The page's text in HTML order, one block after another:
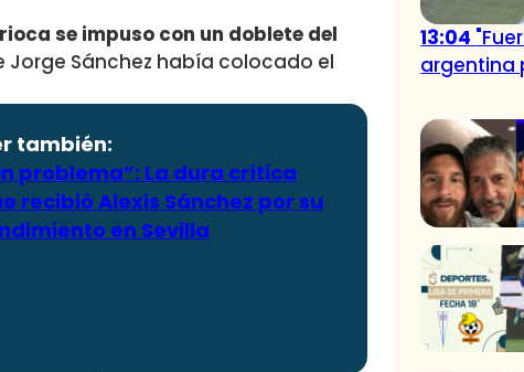
se impuso con un doblete del
Jorge Sánchez había colocado el
también:
problema”: La dura crítica
recibió Alexis Sánchez por su
en Sevilla
13:04
argentina